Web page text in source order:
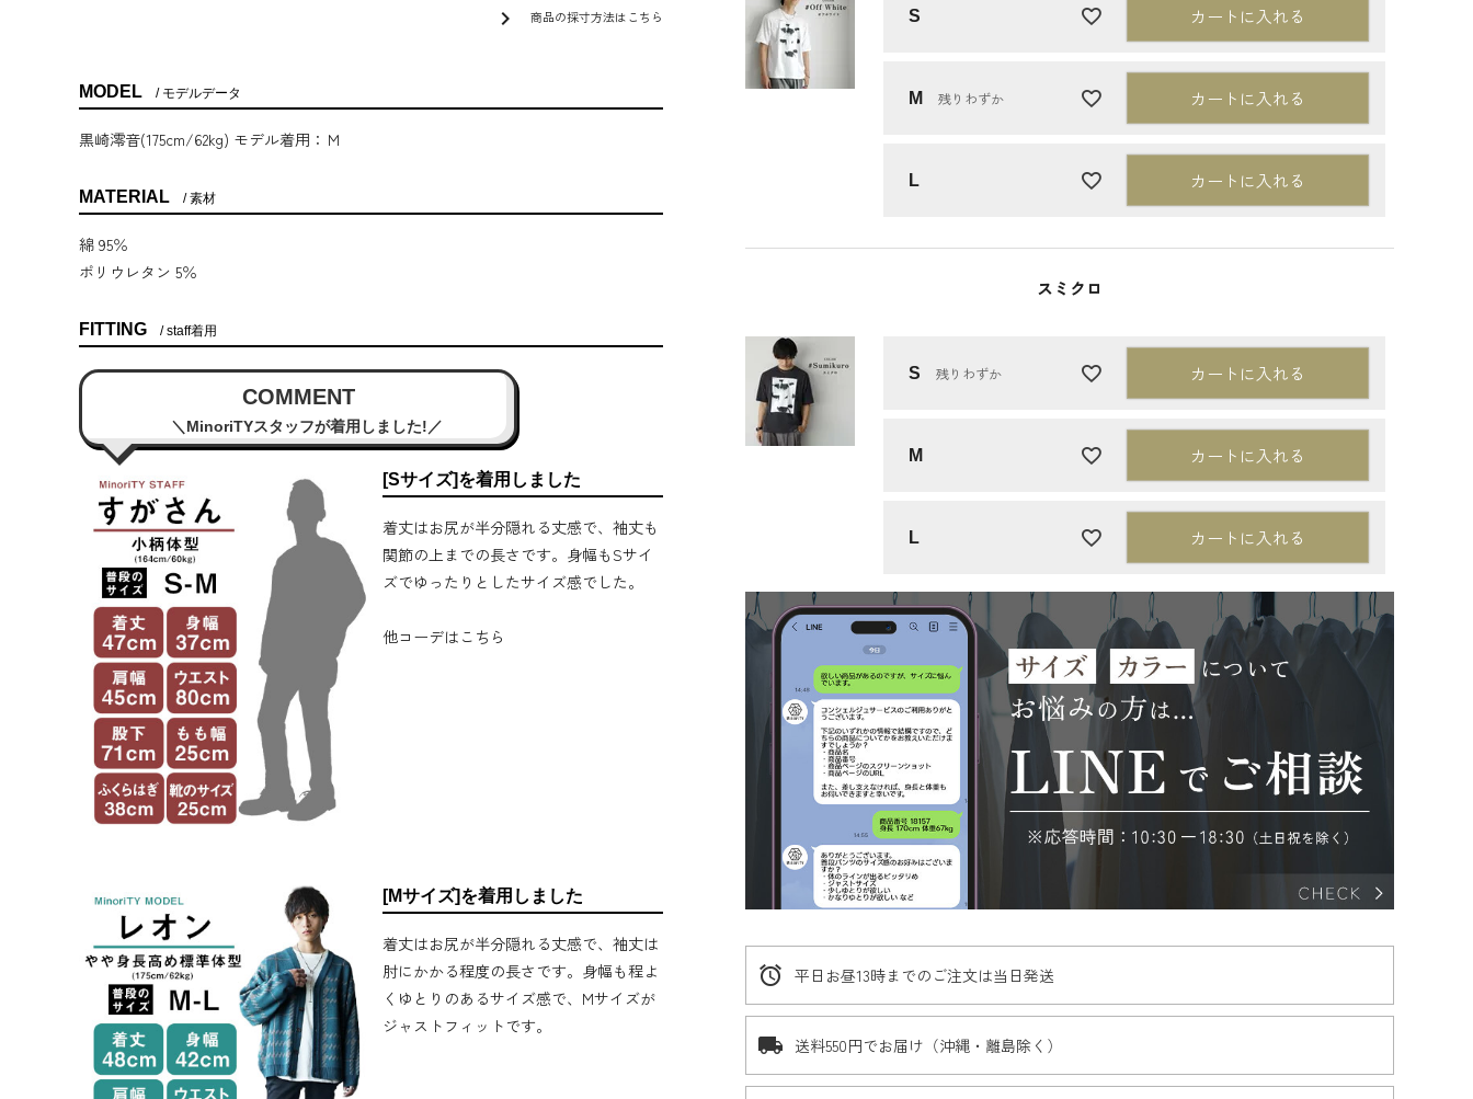
chevron_right
商品の採寸方法はこちら
MODEL モデルデータ
黒崎澪音(175cm/62kg) モデル着用：Ｍ
MATERIAL 素材
綿 95％
ポリウレタン 5％
FITTING staff着用
COMMENT
MinoriTYスタッフが着用しました!
[Sサイズ]を着用しました
着丈はお尻が半分隠れる丈感で、袖丈も
関節の上までの長さです。身幅もSサイ
ズでゆったりとしたサイズ感でした。
他コーデはこちら
[Mサイズ]を着用しました
着丈はお尻が半分隠れる丈感で、袖丈は
肘にかかる程度の長さです。身幅も程よ
くゆとりのあるサイズ感で、Mサイズが
ジャストフィットです。
S カートに入れる
M 残りわずか カートに入れる
L カートに入れる
スミクロ
S 残りわずか カートに入れる
M カートに入れる
L カートに入れる
alarm 平日お昼13時までのご注文は当日発送
local_shipping 送料550円でお届け（沖縄・離島除く）